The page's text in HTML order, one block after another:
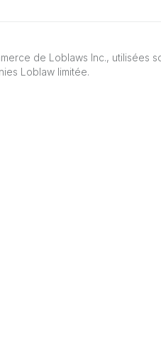
de Loblaws Inc., utilisées
Loblaw limitée.